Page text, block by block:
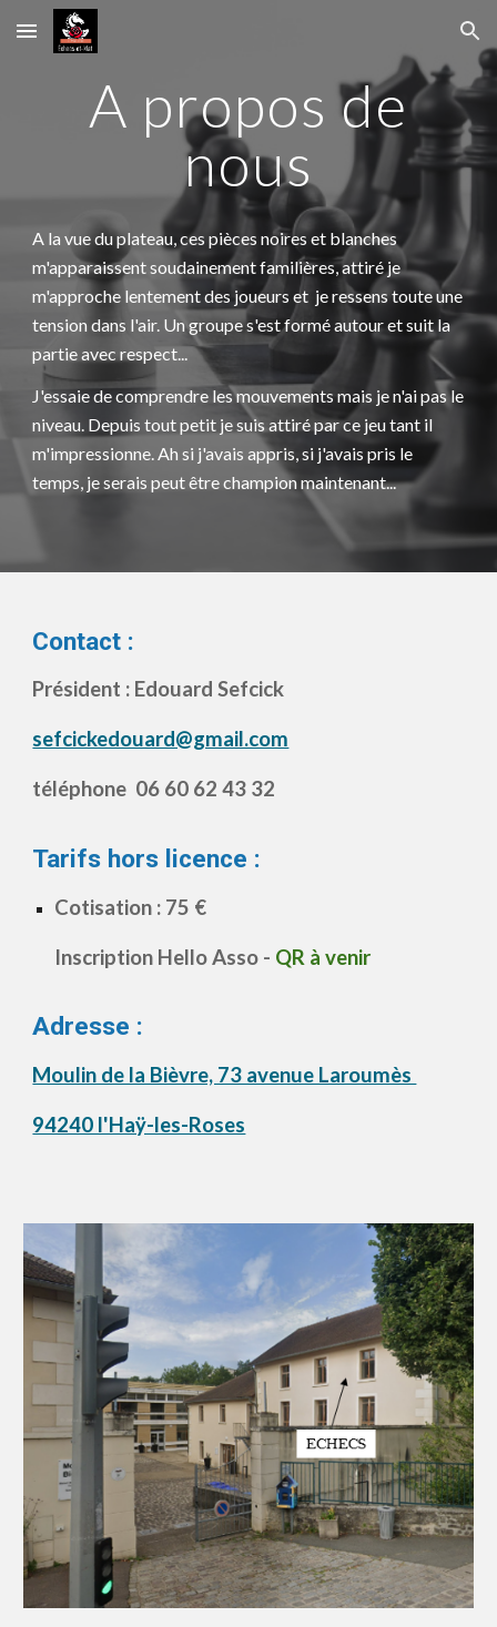
Skip to main content Skip to navigation
A propos de
nous
A la vue du plateau, ces pièces noires et blanches
m'apparaissent soudainement familières, attiré je
m'approche lentement des joueurs et je ressens toute une
tension dans l'air. Un groupe s'est formé autour et suit la
partie avec respect...
J'essaie de comprendre les mouvements mais je n'ai pas le
niveau. Depuis tout petit je suis attiré par ce jeu tant il
m'impressionne. Ah si j'avais appris, si j'avais pris le
temps, je serais peut être champion maintenant...
Contact :
Président : Edouard Sefcick
sefcickedouard@gmail.com
téléphone 06 60 62 43 32
Tarifs hors licence :
Cotisation : 75 €
Inscription Hello Asso - QR à venir
Adresse :
Moulin de la Bièvre, 73 avenue Laroumès
94240 l'Haÿ-les-Roses